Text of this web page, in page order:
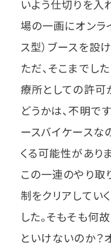
いよう仕切りを入
場の一画にオンラ
ス型）ブースを設
ただ、そこまでし
療所としての許
どうかは、不明で
ースバイケースな
くる可能性がありま
この一連のやり取
制をクリアしてい
した。そもそも何
といけないのか？